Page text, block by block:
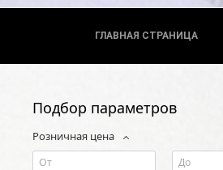
ГЛАВНАЯ СТРАНИЦА
Подбор параметров
Розничная цена